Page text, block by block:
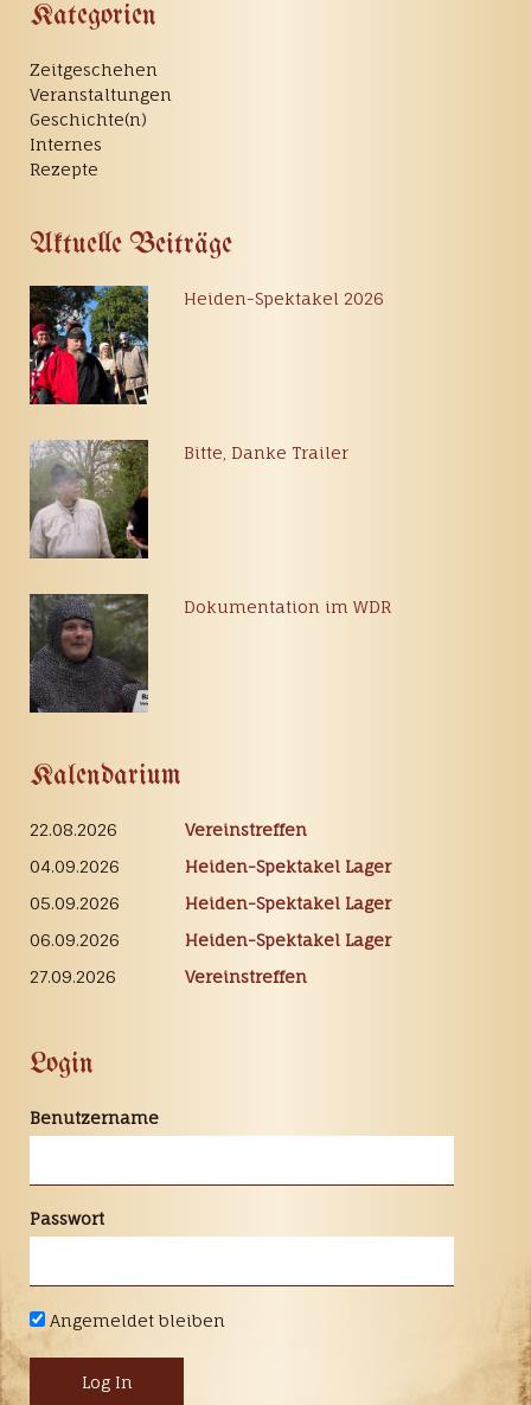
Kategorien
Zeitgeschehen
Veranstaltungen
Geschichte(n)
Internes
Rezepte
Aktuelle Beiträge
Heiden-Spektakel 2026
Bitte, Danke Trailer
Dokumentation im WDR
Kalendarium
22.08.2026
Vereinstreffen
04.09.2026
Heiden-Spektakel Lager
05.09.2026
Heiden-Spektakel Lager
06.09.2026
Heiden-Spektakel Lager
27.09.2026
Vereinstreffen
Login
Benutzername
Passwort
Angemeldet bleiben